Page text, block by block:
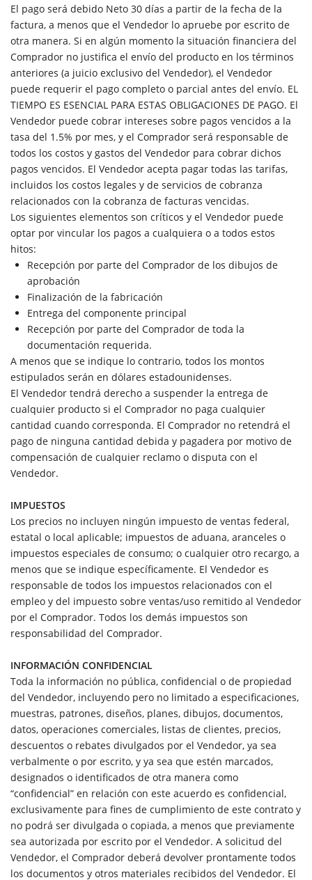
El pago será debido Neto 30 días a partir de la fecha de la
factura, a menos que el Vendedor lo apruebe por escrito de
otra manera. Si en algún momento la situación financiera del
Comprador no justifica el envío del producto en los términos
anteriores (a juicio exclusivo del Vendedor), el Vendedor
puede requerir el pago completo o parcial antes del envío. EL
TIEMPO ES ESENCIAL PARA ESTAS OBLIGACIONES DE PAGO. El
Vendedor puede cobrar intereses sobre pagos vencidos a la
tasa del 1.5% por mes, y el Comprador será responsable de
todos los costos y gastos del Vendedor para cobrar dichos
pagos vencidos. El Vendedor acepta pagar todas las tarifas,
incluidos los costos legales y de servicios de cobranza
relacionados con la cobranza de facturas vencidas.
Los siguientes elementos son críticos y el Vendedor puede
optar por vincular los pagos a cualquiera o a todos estos
hitos:
Recepción por parte del Comprador de los dibujos de
aprobación
Finalización de la fabricación
Entrega del componente principal
Recepción por parte del Comprador de toda la
documentación requerida.
A menos que se indique lo contrario, todos los montos
estipulados serán en dólares estadounidenses.
El Vendedor tendrá derecho a suspender la entrega de
cualquier producto si el Comprador no paga cualquier
cantidad cuando corresponda. El Comprador no retendrá el
pago de ninguna cantidad debida y pagadera por motivo de
compensación de cualquier reclamo o disputa con el
Vendedor.
IMPUESTOS
Los precios no incluyen ningún impuesto de ventas federal,
estatal o local aplicable; impuestos de aduana, aranceles o
impuestos especiales de consumo; o cualquier otro recargo, a
menos que se indique específicamente. El Vendedor es
responsable de todos los impuestos relacionados con el
empleo y del impuesto sobre ventas/uso remitido al Vendedor
por el Comprador. Todos los demás impuestos son
responsabilidad del Comprador.
INFORMACIÓN CONFIDENCIAL
Toda la información no pública, confidencial o de propiedad
del Vendedor, incluyendo pero no limitado a especificaciones,
muestras, patrones, diseños, planes, dibujos, documentos,
datos, operaciones comerciales, listas de clientes, precios,
descuentos o rebates divulgados por el Vendedor, ya sea
verbalmente o por escrito, y ya sea que estén marcados,
designados o identificados de otra manera como
“confidencial” en relación con este acuerdo es confidencial,
exclusivamente para fines de cumplimiento de este contrato y
no podrá ser divulgada o copiada, a menos que previamente
sea autorizada por escrito por el Vendedor. A solicitud del
Vendedor, el Comprador deberá devolver prontamente todos
los documentos y otros materiales recibidos del Vendedor. El